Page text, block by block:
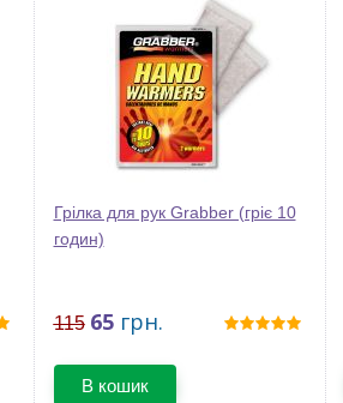
Грілка для рук Grabber (гріє 10
годин)
115 65 грн.
В кошик